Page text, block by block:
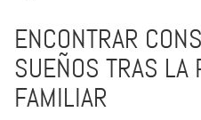
ENCONTRAR
SUEÑOS TRAS LA
FAMILIAR